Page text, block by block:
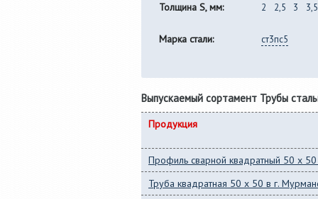
Толщина S, мм: 2 2,5 3 3,5
Марка стали: ст3пс5
Выпускаемый сортамент Трубы
Продукция
Профиль сварной квадратный 50 x
Труба квадратная 50 x 50 в г.